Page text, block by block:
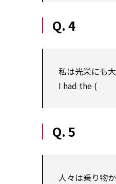
Q. 4
私は光栄にも
I had the ( )
Q. 5
人々は乗り物